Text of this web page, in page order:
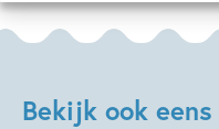
Bekijk ook eens